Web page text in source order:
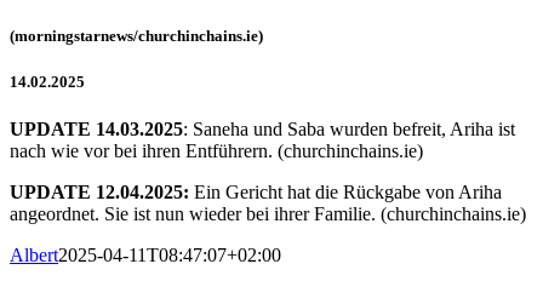
(morningstarnews/churchinchains.ie)
14.02.2025
UPDATE 14.03.2025: Saneha und Saba wurden befreit, Ariha ist
nach wie vor bei ihren Entführern. (churchinchains.ie)
UPDATE 12.04.2025: Ein Gericht hat die Rückgabe von Ariha
angeordnet. Sie ist nun wieder bei ihrer Familie. (churchinchains.ie)
Albert2025-04-11T08:47:07+02:00